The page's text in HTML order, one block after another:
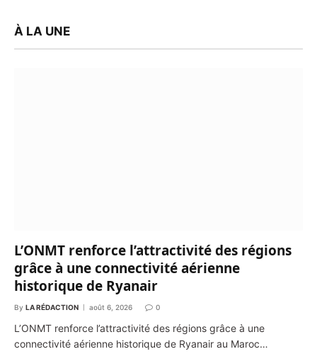
À LA UNE
L’ONMT renforce l’attractivité des régions
grâce à une connectivité aérienne
historique de Ryanair
By LA RÉDACTION août 6, 2026 0
L’ONMT renforce l’attractivité des régions grâce à une
connectivité aérienne historique de Ryanair au Maroc…